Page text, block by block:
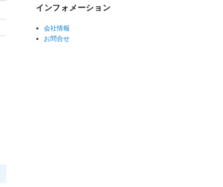
インフォメーション
会社情報
お問合せ